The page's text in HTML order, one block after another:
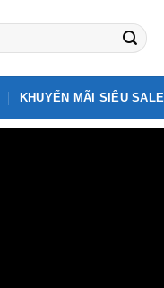
KHUYẾN MÃI SIÊU SALE